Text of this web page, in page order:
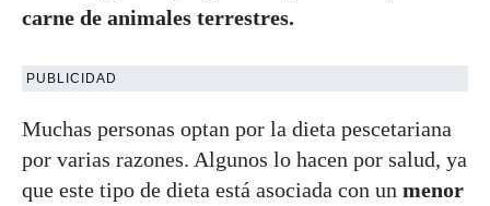
carne de animales terrestres.
PUBLICIDAD
Muchas personas optan por la dieta pescetariana
por varias razones. Algunos lo hacen por salud, ya
que este tipo de dieta está asociada con un menor